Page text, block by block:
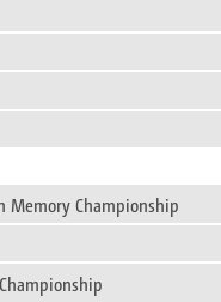
Memory Championship